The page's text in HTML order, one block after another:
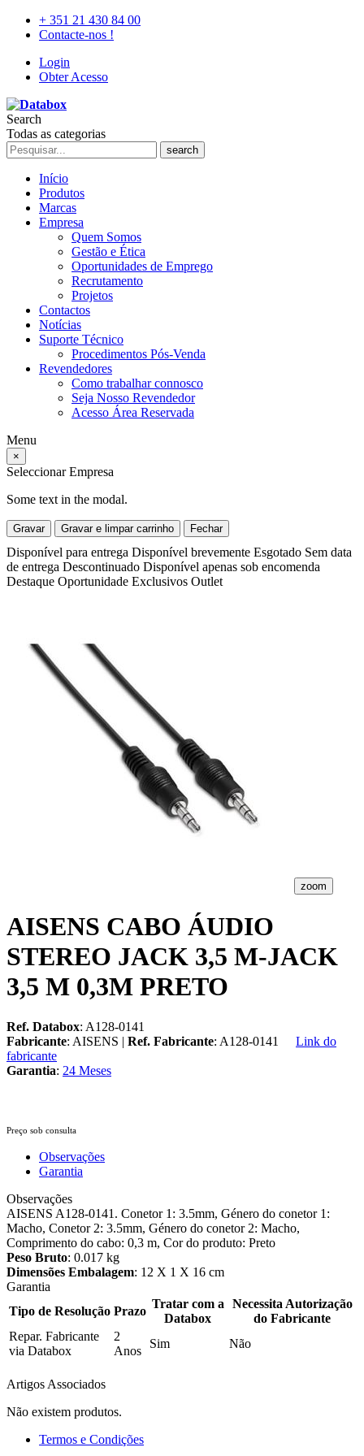
+ 351 21 430 84 00
Contacte-nos !
Login
Obter Acesso
Search
Todas as categorias
search
Início
Produtos
Marcas
Empresa
Quem Somos
Gestão e Ética
Oportunidades de Emprego
Recrutamento
Projetos
Contactos
Notícias
Suporte Técnico
Procedimentos Pós-Venda
Revendedores
Como trabalhar connosco
Seja Nosso Revendedor
Acesso Área Reservada
Menu
×
Seleccionar Empresa
Some text in the modal.
Gravar Gravar e limpar carrinho Fechar
Disponível para entrega Disponível brevemente Esgotado Sem data
de entrega Descontinuado Disponível apenas sob encomenda
Destaque Oportunidade Exclusivos Outlet
zoom
AISENS CABO ÁUDIO
STEREO JACK 3,5 M-JACK
3,5 M 0,3M PRETO
Ref. Databox: A128-0141
Fabricante: AISENS | Ref. Fabricante: A128-0141
Link do
fabricante
Garantia: 24 Meses
Preço sob consulta
Observações
Garantia
Observações
AISENS A128-0141. Conetor 1: 3.5mm, Género do conetor 1:
Macho, Conetor 2: 3.5mm, Género do conetor 2: Macho,
Comprimento do cabo: 0,3 m, Cor do produto: Preto
Peso Bruto: 0.017 kg
Dimensões Embalagem: 12 X 1 X 16 cm
Garantia
Tipo de Resolução Prazo
Tratar com a
Databox
Necessita Autorização
do Fabricante
Repar. Fabricante
via Databox
2
Anos
Sim Não
Artigos Associados
Não existem produtos.
Termos e Condições